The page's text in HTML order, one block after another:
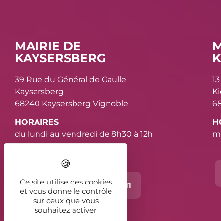
MAIRIE DE
KAYSERSBERG
39 Rue du Général de Gaulle
Kaysersberg
68240 Kaysersberg Vignoble
HORAIRES
du lundi au vendredi de 8h30 à 12h
et de 13h30 à 16h30
Contact 03 89 78 11 11
Ce site utilise des cookies
et vous donne le contrôle
sur ceux que vous
souhaitez activer